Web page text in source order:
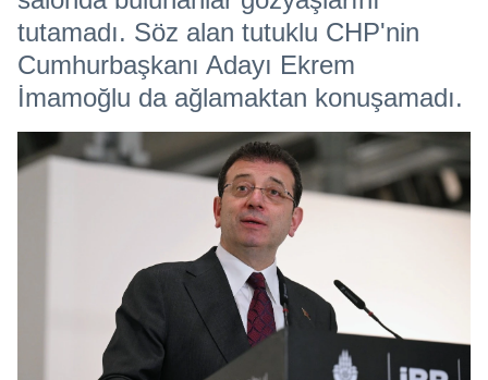
tutamadı. Söz alan tutuklu CHP'nin
Cumhurbaşkanı Adayı Ekrem
İmamoğlu da ağlamaktan konuşamadı.